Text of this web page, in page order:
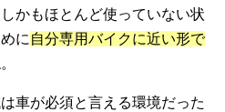
かもほとんど使っていない状
に 自分専用バイクに近い形で
車が必須と言える環境だった